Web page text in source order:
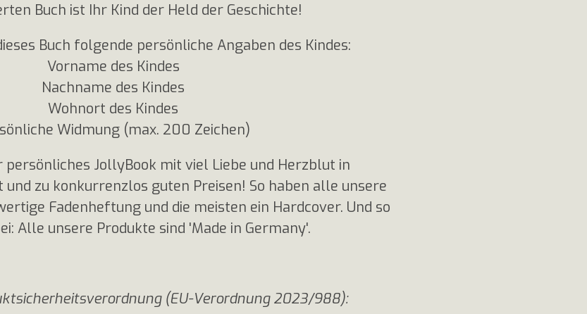
Buch ist Ihr Kind der Held der Geschichte!
Buch folgende persönliche Angaben des Kindes:
Vorname des Kindes
Nachname des Kindes
Wohnort des Kindes
Widmung (max. 200 Zeichen)
JollyBook mit viel Liebe und Herzblut in
zu konkurrenzlos guten Preisen! So haben alle unsere
Fadenheftung und die meisten ein Hardcover. Und so
Alle unsere Produkte sind 'Made in Germany'.
(EU-Verordnung 2023/988):